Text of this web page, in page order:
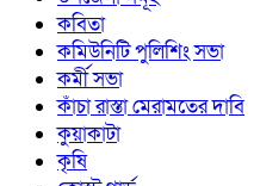
কবিতা
কমিউনিটি পুলিশিং সভা
কর্মী সভা
কাঁচা রাস্তা মেরামতের দাবি
কুয়াকাটা
কৃষি